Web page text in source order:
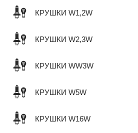
КРУШКИ W1,2W
КРУШКИ W2,3W
КРУШКИ WW3W
КРУШКИ W5W
КРУШКИ W16W